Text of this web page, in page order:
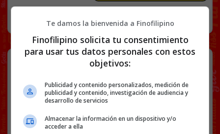
Los niños y los borrachos siempre
dicen la verdad.
[Ver vídeo en X]
Te damos la bienvenida a Finofilipino
Finofilipino solicita tu consentimiento
para usar tus datos personales con estos
objetivos:
Publicidad y contenido personalizados, medición de
publicidad y contenido, investigación de audiencia y
desarrollo de servicios
Almacenar la información en un dispositivo y/o
acceder a ella